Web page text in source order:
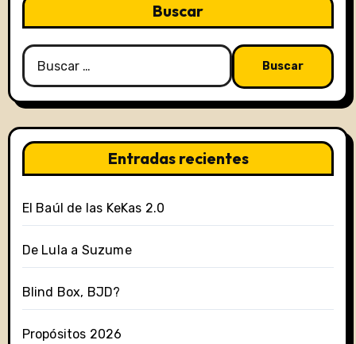
Buscar
Buscar:
Entradas recientes
El Baúl de las KeKas 2.0
De Lula a Suzume
Blind Box, BJD?
Propósitos 2026